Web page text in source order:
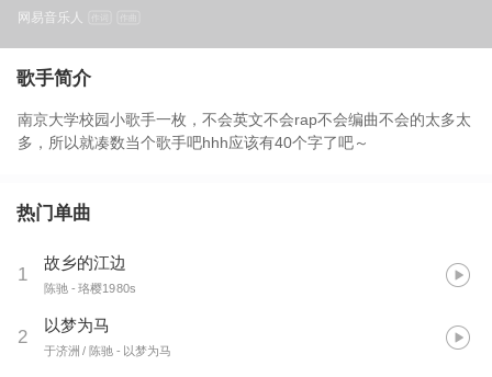
网易音乐人
歌手简介
南京大学校园小歌手一枚，不会英文不会rap不会编曲不会的太多太
多，所以就凑数当个歌手吧hhh应该有40个字了吧～
热门单曲
1
故乡的江边
陈驰- 珞樱1980s
2
以梦为马
于济洲 / 陈驰- 以梦为马